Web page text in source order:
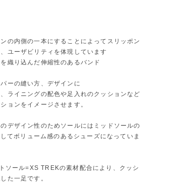
の内側の一本にすることによってスリッポン
ユーザビリティを体現しています
織り込んだ伸縮性のあるバンド
ーの縫い方、デザインに
ライニングの配色や足入れのクッションなど
ョンをイメージさせます。
デザイン性のためソールにはミッドソールの
てボリューム感のあるシューズになっていま
ソール=XS TREKの素材配合により、クッシ
た一足です。